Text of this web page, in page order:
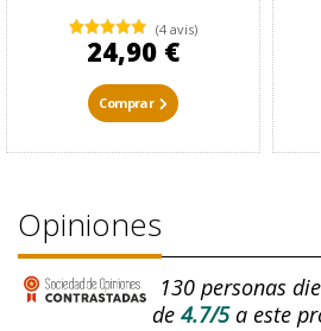
(4 avis)
24,90 €
Comprar
Opiniones
130 personas
de4.7/5a este